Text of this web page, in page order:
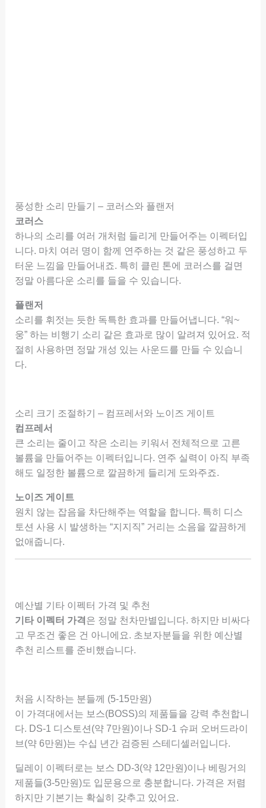
풍성한 소리 만들기 – 코러스와 플랜저
코러스
하나의 소리를 여러 개처럼 들리게 만들어주는 이펙터입
니다. 마치 여러 명이 함께 연주하는 것 같은 풍성하고 두
터운 느낌을 만들어내죠. 특히 클린 톤에 코러스를 걸면
정말 아름다운 소리를 들을 수 있습니다.
플랜저
소리를 휘젓는 듯한 독특한 효과를 만들어냅니다. “워~
웅” 하는 비행기 소리 같은 효과로 많이 알려져 있어요. 적
절히 사용하면 정말 개성 있는 사운드를 만들 수 있습니
다.
소리 크기 조절하기 – 컴프레서와 노이즈 게이트
컴프레서
큰 소리는 줄이고 작은 소리는 키워서 전체적으로 고른
볼륨을 만들어주는 이펙터입니다. 연주 실력이 아직 부족
해도 일정한 볼륨으로 깔끔하게 들리게 도와주죠.
노이즈 게이트
원치 않는 잡음을 차단해주는 역할을 합니다. 특히 디스
토션 사용 시 발생하는 “지지직” 거리는 소음을 깔끔하게
없애줍니다.
예산별 기타 이펙터 가격 및 추천
기타 이펙터 가격 은 정말 천차만별입니다. 하지만 비싸다
고 무조건 좋은 건 아니에요. 초보자분들을 위한 예산별
추천 리스트를 준비했습니다.
처음 시작하는 분들께 (5-15만원)
이 가격대에서는 보스(BOSS)의 제품들을 강력 추천합니
다. DS-1 디스토션(약 7만원)이나 SD-1 슈퍼 오버드라이
브(약 6만원)는 수십 년간 검증된 스테디셀러입니다.
딜레이 이펙터로는 보스 DD-3(약 12만원)이나 베링거의
제품들(3-5만원)도 입문용으로 충분합니다. 가격은 저렴
하지만 기본기는 확실히 갖추고 있어요.